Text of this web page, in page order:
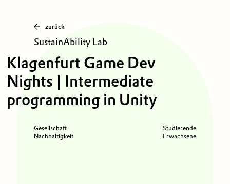
zurück
SustainAbility Lab
Klagenfurt Game Dev
Nights | Intermediate
programming in Unity
Gesellschaft
Nachhaltigkeit
Studierende
Erwachsene